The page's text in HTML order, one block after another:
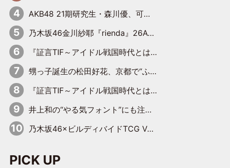
AKB48 21期研究生・森川優、可愛さもある大人の女性に
乃木坂46金川紗耶『rienda』26AW LOOKモデルに就任
『証言TIF～アイドル戦国時代とはなんだったのか～』第11回：私立恵比寿中学・真山りか×安本彩花「TIFで10年ぶりのキョンシーメイクをしたら、場を完全に引かせてしまって。時代が変わったんだなって」
甥っ子誕生の松田好花、京都で“ふたつの家族”をはしご！ “母”黒谷友香に見送られ、“父”松岡昌宏とはハシゴ酒
『証言TIF～アイドル戦国時代とはなんだったのか～』第10回：さくら学院・武藤彩未×飯田らうら「正直、中3で辞めるというのを信じてなくて。そう言われてはいたけど、嘘でしょって」
井上和の“やる気フォント”にも注目 乃木坂46が挑んだ書道パフォーマンスの舞台裏
乃木坂46×ビルディバイドTCG Vol.2公開 賀喜遥香＆田村真佑が『京まふ』ステージに登壇
PICK UP